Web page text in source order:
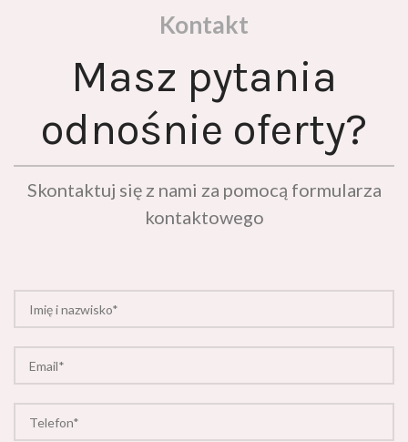
Masz pytania
odnośnie oferty?
Skontaktuj się z nami za pomocą formularza
kontaktowego